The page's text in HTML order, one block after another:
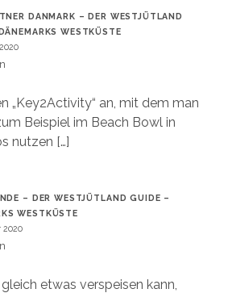
DANMARK – DER WESTJÜTLAND
WESTKÜSTE
„Key2Activity“ an, mit dem man
Beispiel im Beach Bowl in
nutzen […]
– DER WESTJÜTLAND GUIDE –
WESTKÜSTE
2020
etwas verspeisen kann,